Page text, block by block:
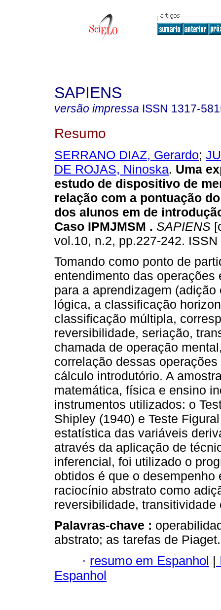
SAPIENS
versão impressa ISSN 1317-
Resumo
SERRANO DIAZ, Gerardo;
DE ROJAS, Ninoska. Uma
estudo de dispositivo de
relação com a pontuação
dos alunos em de
Caso IPMJMSM . SAPIENS
vol.10, n.2, pp.227-242.
Tomando como ponto de
entendimento das operações
para a aprendizagem (adição
lógica, a classificação
classificação múltipla,
reversibilidade, seriação,
chamada de operação
correlação dessas
cálculo introdutório. A
matemática, física e ensino
instrumentos utilizados: o
Shipley (1940) e Teste
estatística das variáveis
através da aplicação de
inferencial, foi utilizado o
obtidos é que o
raciocínio abstrato como
reversibilidade,
Palavras-chave :
abstrato; as tarefas de Piaget.
· resumo em Espanhol |
Espanhol